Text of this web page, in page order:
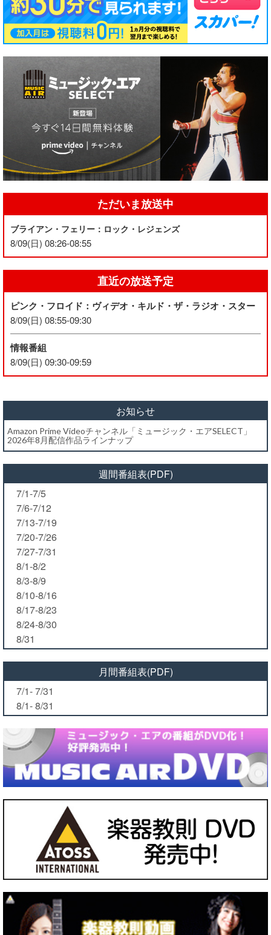
ただいま放送中
ブライアン・フェリー：ロック・レジェンズ
8/09(日) 08:26-08:55
直近の放送予定
ピンク・フロイド：ヴィデオ・キルド・ザ・ラジオ・スター
8/09(日) 08:55-09:30
情報番組
8/09(日) 09:30-09:59
お知らせ
Amazon Prime Videoチャンネル「ミュージック・エアSELECT」
2026年8月配信作品ラインナップ
週間番組表(PDF)
7/1-7/5
7/6-7/12
7/13-7/19
7/20-7/26
7/27-7/31
8/1-8/2
8/3-8/9
8/10-8/16
8/17-8/23
8/24-8/30
8/31
月間番組表(PDF)
7/1- 7/31
8/1- 8/31